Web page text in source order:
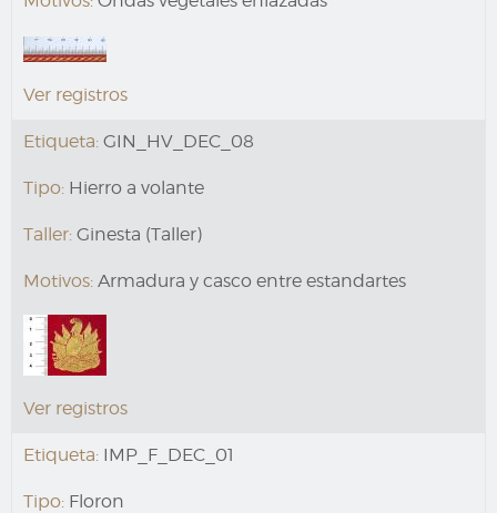
Ver registros
Etiqueta: GIN_HV_DEC_08
Tipo: Hierro a volante
Taller: Ginesta (Taller)
Motivos: Armadura y casco entre estandartes
Ver registros
Etiqueta: IMP_F_DEC_01
Tipo: Floron